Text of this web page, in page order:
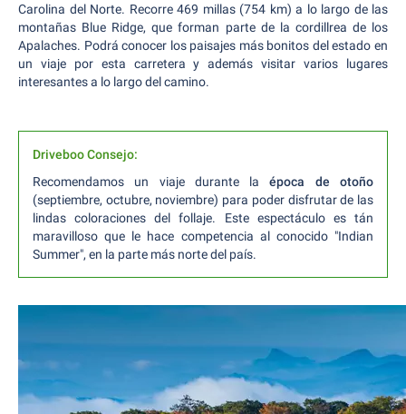
Carolina del Norte. Recorre 469 millas (754 km) a lo largo de las
montañas Blue Ridge, que forman parte de la cordillrea de los
Apalaches. Podrá conocer los paisajes más bonitos del estado en
un viaje por esta carretera y además visitar varios lugares
interesantes a lo largo del camino.
Driveboo Consejo:
Recomendamos un viaje durante laépoca de otoño
(septiembre, octubre, noviembre) para poder disfrutar de las
lindas coloraciones del follaje. Este espectáculo es tán
maravilloso que le hace competencia al conocido "Indian
Summer", en la parte más norte del país.